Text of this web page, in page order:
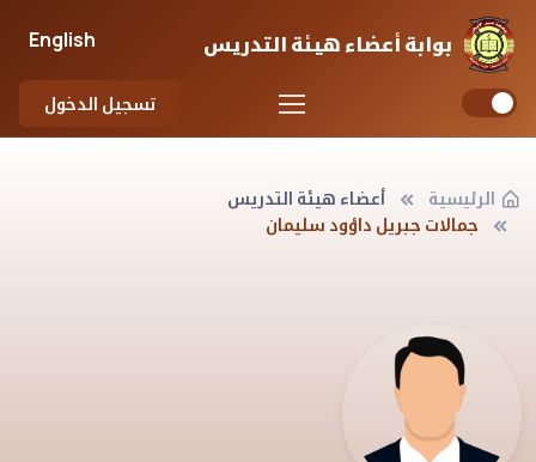
بوابة أعضاء هيئة التدريس English
تسجيل الدخول
الرئيسية
أعضاء هيئة التدريس
جمالات جبريل داؤود سليمان